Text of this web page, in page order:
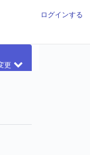
ログインする
更
います